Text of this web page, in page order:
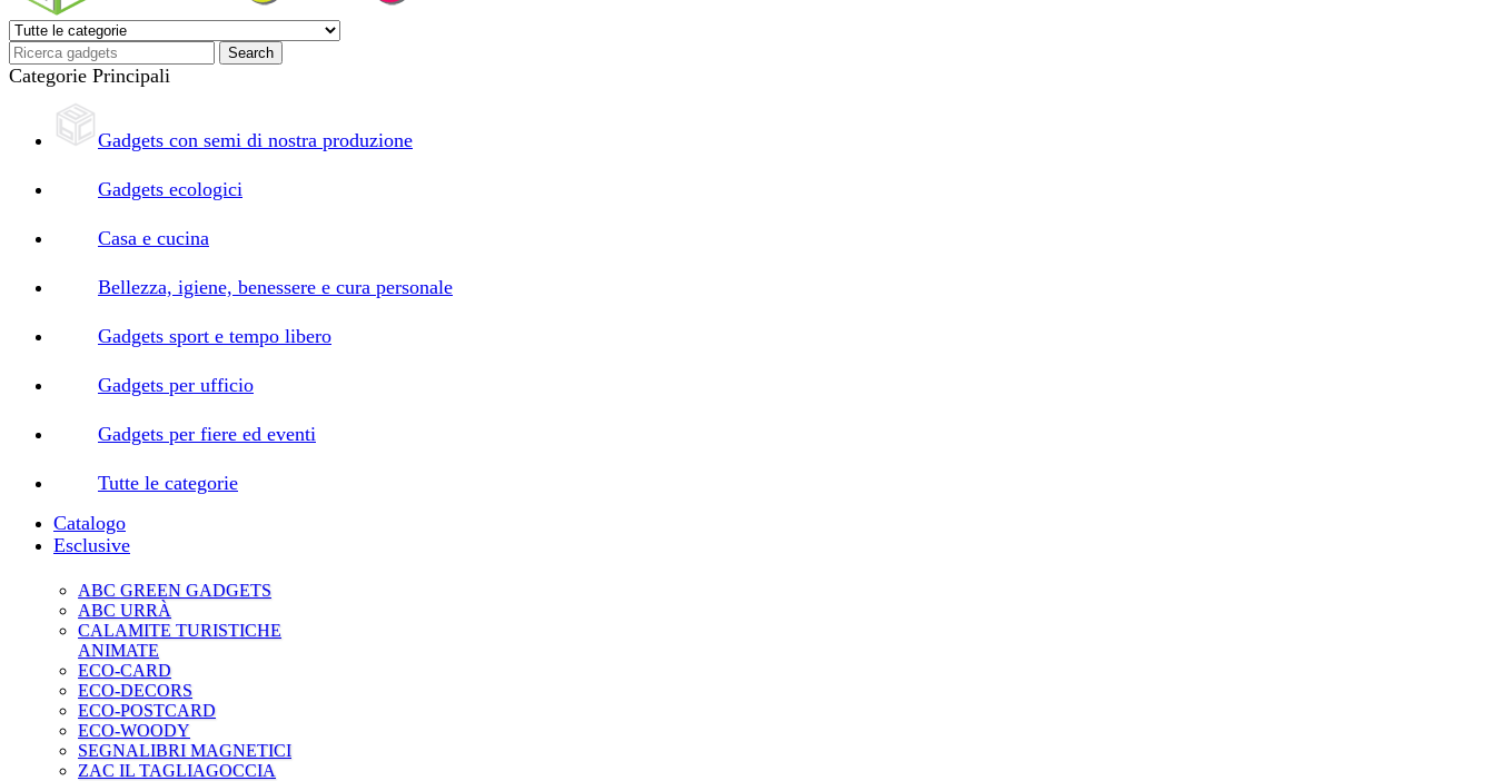
Categorie Principali
Gadgets con semi di nostra produzione
Gadgets ecologici
Casa e cucina
Bellezza, igiene, benessere e cura personale
Gadgets sport e tempo libero
Gadgets per ufficio
Gadgets per fiere ed eventi
Tutte le categorie
Catalogo
Esclusive
ABC GREEN GADGETS
ABC URRÀ
CALAMITE TURISTICHE
ANIMATE
ECO-CARD
ECO-DECORS
ECO-POSTCARD
ECO-WOODY
SEGNALIBRI MAGNETICI
ZAC IL TAGLIAGOCCIA